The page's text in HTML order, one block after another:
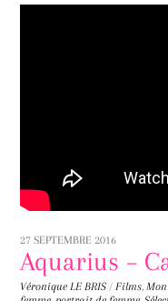
27 SEPTEMBRE 2016
Aquarius –
Véronique LE BRIS / Films,